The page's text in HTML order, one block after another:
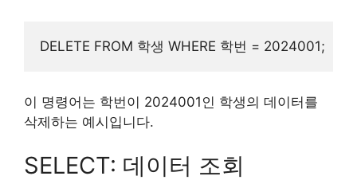
이 명령어는 학번이 2024001인 학생의 데이터를
삭제하는 예시입니다.
SELECT: 데이터 조회